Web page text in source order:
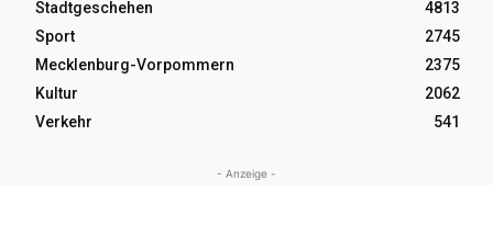
Stadtgeschehen
4813
Sport
2745
Mecklenburg-Vorpommern
2375
Kultur
2062
Verkehr
541
- Anzeige -